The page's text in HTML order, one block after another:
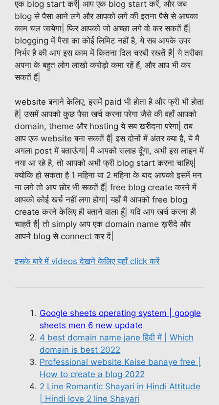
एक blog start करें| आप एक blog start करें, और जब
blog से पैसा आने लगे और आपको लगे की इतना पैसे से आपका
काम चल जायेगा| फिर आपको जो अच्छा लगे वो कर सकतें हैं|
blogging में पैसा का कोई लिमिट नहीं है, ये सब आपके उपर
निर्भर है की आप इस काम में कितना दिल चस्बी रखतें हैं| ये तरीका
अपना के बहुत लोग लाखो करोड़ो कमा रहें हैं, और आप भी कर
सकतें हैं|
website बनाने केलिए, इसमें paid भी होता है और फ्री भी होता
है| उसमें आपको कुछ पैसा खर्च करना परेगा जैसे की वहाँ आपको
domain, theme और hosting ये सब खरीदना परेगा| तब
आप एक website बना सकतें हैं| इस दोनों में अंतर क्या है, ये मै
अगला post में बताऊंगा| मै आपको सलाह दूँगा, अभी इस लाइन में
नया आ रहे है, तो आपको अभी फ्री blog start करना चाहिए|
क्योकि हो सकता है 1 महिना या 2 महिना के बाद आपको इसमें मन
ना लगे तो आप छोर भी सकतें हैं| free blog create करने में
आपको कोई खर्च नहीं लगा होगा| यहाँ मै आपको free blog
create करने केलिए ही बताने वाला हूँ| यदि आप खर्च करना ही
चाहतें हैं| तो simply आप एक domain name ख़रीदे और
आपने blog से connect कर दें|
इसके बारे में videos देखने केलिए यहाँ click करें
Google sheets operating system | google
sheets men 6 new update
4 best domain name jane हिंदी में | Which
domain is best 2022
Professional website Kaise banaye free |
How to create a blog 2022
2 Line Romantic Shayari in Hindi Attitude
| Hindi love 2 line Shayari